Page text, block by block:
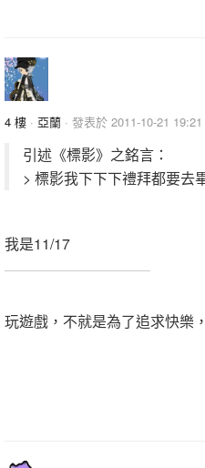
4 樓 · 亞蘭 · 發表於 2011-10-21 19:21
引述《標影》之銘言：
> 標影我下下下禮拜都要去
我是11/17
玩遊戲，不就是為了追求快樂